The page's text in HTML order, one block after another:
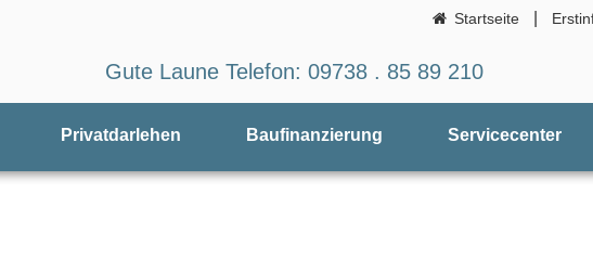
Startseite
Gute Laune Telefon: 09738 . 85 89 210
Privatdarlehen Baufinanzierung Servicecenter